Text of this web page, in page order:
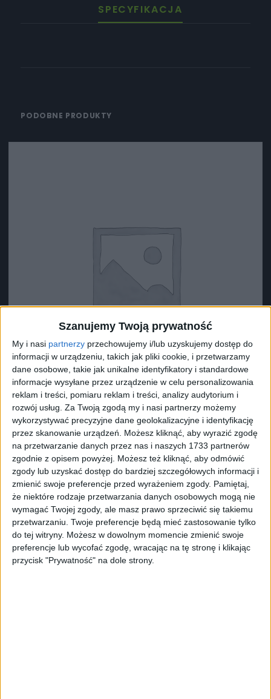
Szanujemy Twoją prywatność
My i nasi partnerzy przechowujemy i/lub uzyskujemy dostęp do
informacji w urządzeniu, takich jak pliki cookie, i przetwarzamy
dane osobowe, takie jak unikalne identyfikatory i standardowe
informacje wysyłane przez urządzenie w celu personalizowania
reklam i treści, pomiaru reklam i treści, analizy audytorium i
rozwój usług. Za Twoją zgodą my i nasi partnerzy możemy
wykorzystywać precyzyjne dane geolokalizacyjne i identyfikację
przez skanowanie urządzeń. Możesz kliknąć, aby wyrazić zgodę
na przetwarzanie danych przez nas i naszych 1733 partnerów
zgodnie z opisem powyżej. Możesz też kliknąć, aby odmówić
zgody lub uzyskać dostęp do bardziej szczegółowych informacji i
zmienić swoje preferencje przed wyrażeniem zgody. Pamiętaj,
że niektóre rodzaje przetwarzania danych osobowych mogą nie
wymagać Twojej zgody, ale masz prawo sprzeciwić się takiemu
przetwarzaniu. Twoje preferencje będą mieć zastosowanie tylko
do tej witryny. Możesz w dowolnym momencie zmienić swoje
preferencje lub wycofać zgodę, wracając na tę stronę i klikając
przycisk "Prywatność" na dole strony.
SPECYFIKACJA
PODOBNE PRODUKTY
Surron Zacisk nylonowy
5,24zł
ZOBACZ WIĘCEJ